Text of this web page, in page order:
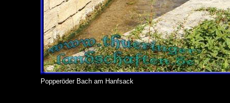
Popperöder Bach am Hanfsack